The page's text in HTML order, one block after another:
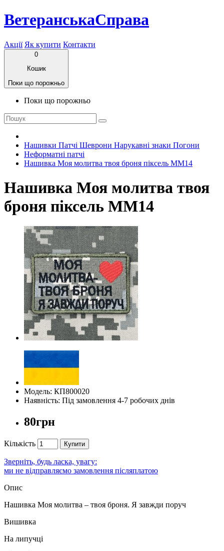
ВетеранськаСправа
Акції Як купити Контакти
0
Кошик
Поки що порожньо
Поки що порожньо
Нашивки Патчі Шеврони Нарукавні знаки Погони
Неформатні патчі
Нашивка Моя молитва твоя броня піксель ММ14
Нашивка Моя молитва твоя
броня піксель ММ14
Модель: КП800020
Наявність: Під замовлення 4-7 робочих днів
80грн
Кількість Купити
Зверніть, будь ласка, увагу:
ми не відправляємо замовлення післяплатою
Опис
Нашивка Моя молитва – твоя броня. Я завжди поруч
Вишивка
На липучці